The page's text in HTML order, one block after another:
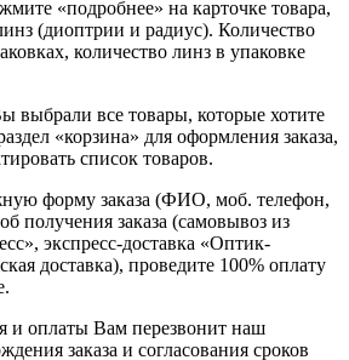
«подробнее» на карточке товара,
(диоптрии и радиус). Количество
количество линз в упаковке
все товары, которые хотите
«корзина» для оформления заказа,
список товаров.
форму заказа (ФИО, моб. телефон,
получения заказа (самовывоз из
экспресс-доставка «Оптик-
доставка), проведите 100% оплату
оплаты Вам перезвонит наш
заказа и согласования сроков